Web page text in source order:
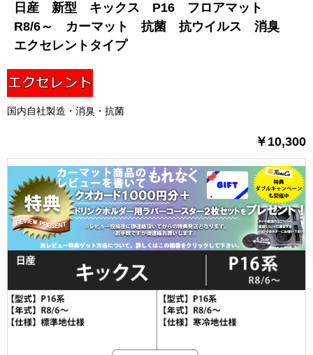
日産 新型 キックス P16 フロアマット
R8/6～ カーマット 抗菌 抗ウイルス 消臭
エクセレントタイプ
国内自社製造・消臭・抗菌
￥10,300